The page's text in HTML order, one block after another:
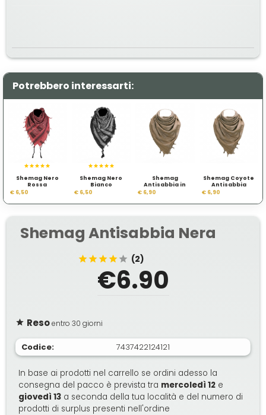
Potrebbero interessarti:
Shemag Nero
Rossa
€ 6,50
Shemag Nero
Bianco
€ 6,50
Shemag
Antisabbia in
Cotone Coyote
€ 6,90
Shemag Coyote
Antisabbia
€ 6,90
Shemag Antisabbia Nera
(2)
€6.90
Resoentro 30 giorni
Codice: 7437422124121
In base ai prodotti nel carrello se ordini adesso la
consegna del pacco è prevista tra mercoledì 12 e
giovedì 13 a seconda della tua località e del numero di
prodotti di surplus presenti nell'ordine